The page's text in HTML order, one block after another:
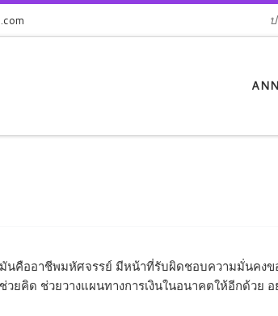
มันคืออาชีพมหัศจรรย์ มีหน้าที่รับผิดชอบความมั่นคงข
ยคิด ช่วยวางแผนทางการเงินในอนาคตให้อีกด้วย อ